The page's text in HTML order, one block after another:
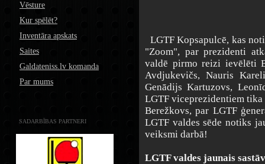
Vēsture
Kur spēlēt?
Inventāra apskats
Saites
Galdateniss.lv komanda
Par mums
SADARBĪBAS PARTNERI
LGTF Kopsapulcē, kas
"Zoom", par prezidenti
valdē pirmo reizi ievēlēti
Avdjukevičs, Nauris
Genādijs Kartuzovs,
LGTF viceprezidentiem
Berežkovs, par LGTF
LGTF valdes sēde notiks
veiksmi darbā!
LGTF valdes jaunais